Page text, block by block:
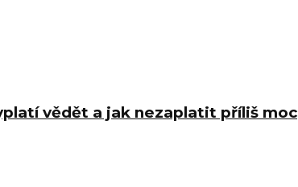
vědět a jak nezaplatit příliš moc